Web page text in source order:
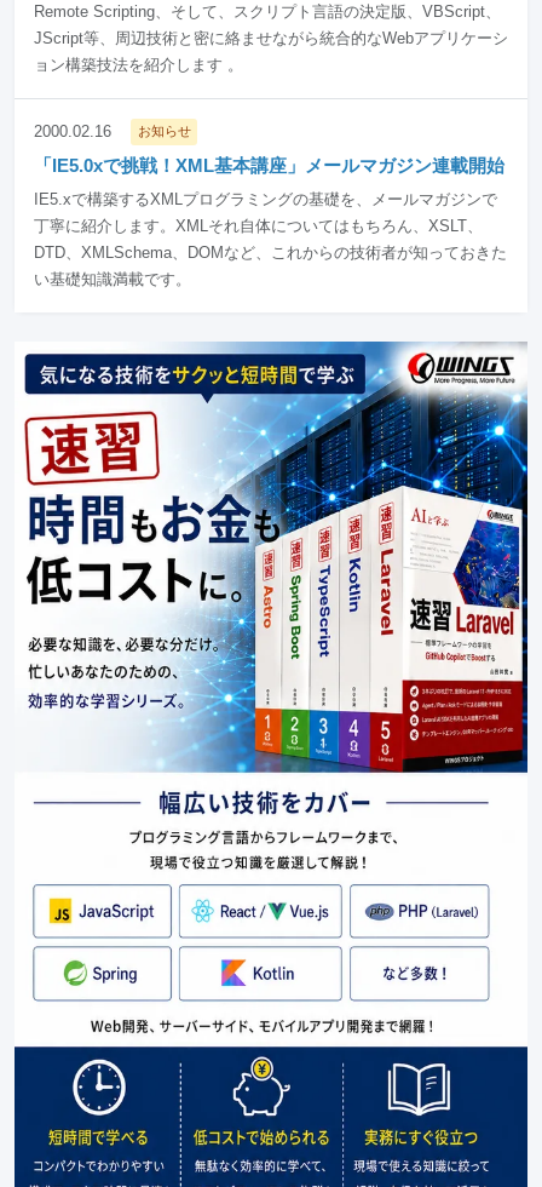
Remote Scripting、そして、スクリプト言語の決定版、VBScript、
JScript等、周辺技術と密に絡ませながら統合的なWebアプリケーシ
ョン構築技法を紹介します 。
2000.02.16 お知らせ
「IE5.0xで挑戦！XML基本講座」メールマガジン連載開始
IE5.xで構築するXMLプログラミングの基礎を、メールマガジンで
丁寧に紹介します。XMLそれ自体についてはもちろん、XSLT、
DTD、XMLSchema、DOMなど、これからの技術者が知っておきた
い基礎知識満載です。